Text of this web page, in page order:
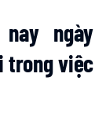
ngày
trong việc